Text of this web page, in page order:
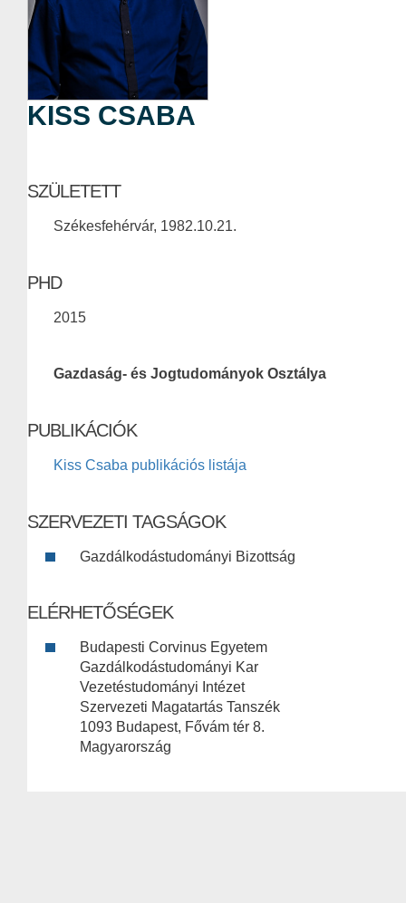
KISS CSABA
SZÜLETETT
Székesfehérvár, 1982.10.21.
PHD
2015
Gazdaság- és Jogtudományok Osztálya
PUBLIKÁCIÓK
Kiss Csaba publikációs listája
SZERVEZETI TAGSÁGOK
Gazdálkodástudományi Bizottság
ELÉRHETŐSÉGEK
Budapesti Corvinus Egyetem
Gazdálkodástudományi Kar
Vezetéstudományi Intézet
Szervezeti Magatartás Tanszék
1093 Budapest, Fővám tér 8.
Magyarország